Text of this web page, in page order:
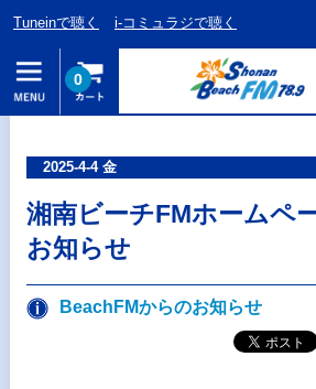
Tuneinで聴く i-コミュラジで聴く
0
2025-4-4 金
湘南ビーチFMホームペ
お知らせ
BeachFMからのお知らせ